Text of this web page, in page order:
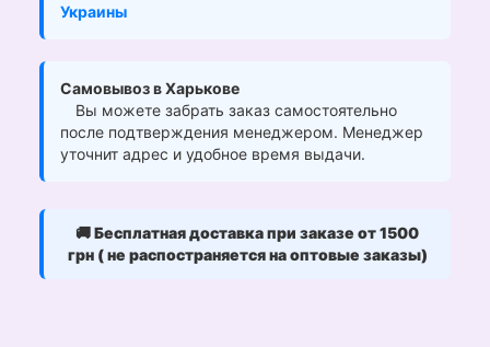
Украины
Самовывоз в Харькове
Вы можете забрать заказ самостоятельно
после подтверждения менеджером. Менеджер
уточнит адрес и удобное время выдачи.
🚚Бесплатная доставка при заказе от 1500
грн ( не распостраняется на оптовые заказы)